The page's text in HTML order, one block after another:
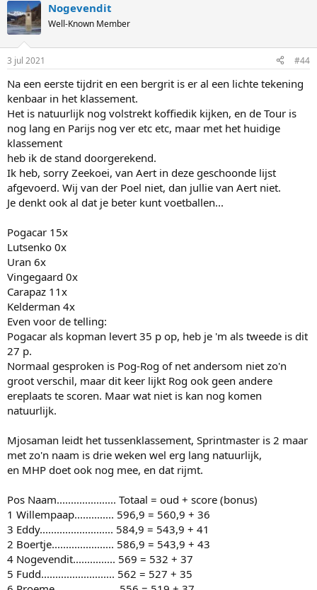
c
t
i
n
s
Nogevendit
Well-Known Member
3 jul 2021 #44
Na een eerste tijdrit en een bergrit is er al een lichte tekening
kenbaar in het klassement.
Het is natuurlijk nog volstrekt koffiedik kijken, en de Tour is
nog lang en Parijs nog ver etc etc, maar met het huidige
klassement
heb ik de stand doorgerekend.
Ik heb, sorry Zeekoei, van Aert in deze geschoonde lijst
afgevoerd. Wij van der Poel niet, dan jullie van Aert niet.
Je denkt ook al dat je beter kunt voetballen...
Pogacar 15x
Lutsenko 0x
Uran 6x
Vingegaard 0x
Carapaz 11x
Kelderman 4x
Even voor de telling:
Pogacar als kopman levert 35 p op, heb je 'm als tweede is dit
27 p.
Normaal gesproken is Pog-Rog of net andersom niet zo'n
groot verschil, maar dit keer lijkt Rog ook geen andere
ereplaats te scoren. Maar wat niet is kan nog komen
natuurlijk.
Mjosaman leidt het tussenklassement, Sprintmaster is 2 maar
met zo'n naam is drie weken wel erg lang natuurlijk,
en MHP doet ook nog mee, en dat rijmt.
Pos Naam..................... Totaal = oud + score (bonus)
1 Willempaap.............. 596,9 = 560,9 + 36
3 Eddy.......................... 584,9 = 543,9 + 41
2 Boertje...................... 586,9 = 543,9 + 43
4 Nogevendit............... 569 = 532 + 37
5 Fudd.......................... 562 = 527 + 35